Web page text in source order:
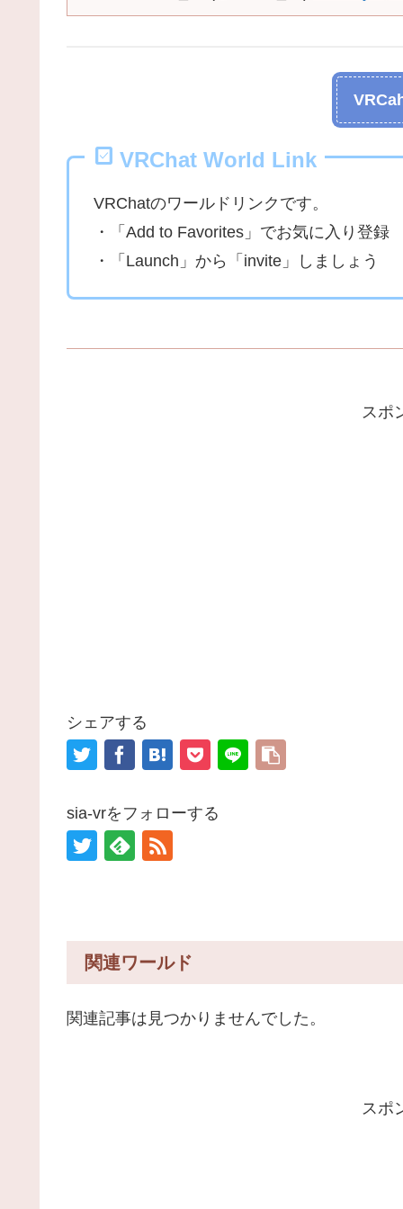
VRChat World Link
VRChatのワールドリンクです。
・「Add to Favorites」でお気に入り登録
・「Launch」から「invite」しましょう
スポ
シェアする
sia-vrをフォローする
関連ワールド
関連記事は見つかりませんでした。
スポ